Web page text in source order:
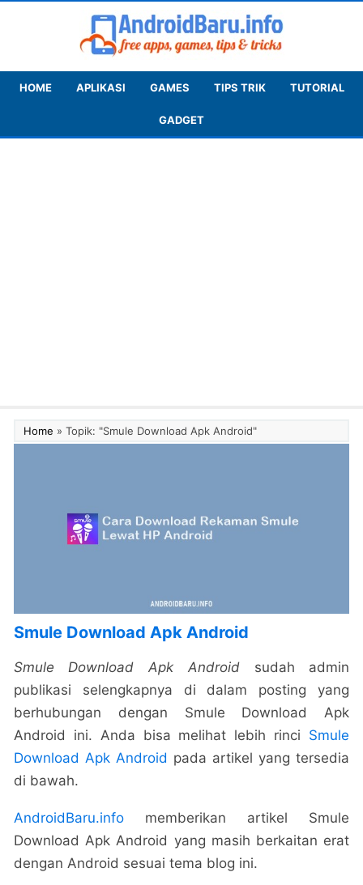
HOME APLIKASI GAMES TIPS TRIK TUTORIAL
GADGET
Home » Topik: "Smule Download Apk Android"
Smule Download Apk Android
Smule Download Apk Androidsudah admin
publikasi selengkapnya di dalam posting yang
berhubungan dengan Smule Download Apk
Android ini. Anda bisa melihat lebih rinci Smule
Download Apk Android pada artikel yang tersedia
di bawah.
AndroidBaru.infomemberikan artikel Smule
Download Apk Android yang masih berkaitan erat
dengan Android sesuai tema blog ini.